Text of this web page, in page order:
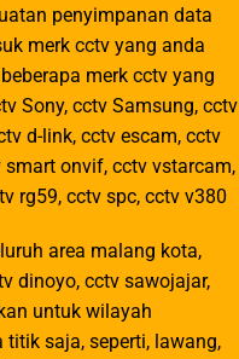
penyimpanan data
merk cctv yang anda
merk cctv yang
Sony, cctv Samsung, cctv
d-link, cctv escam, cctv
onvif, cctv vstarcam,
rg59, cctv spc, cctv v380
area malang kota,
dinoyo, cctv sawojajar,
untuk wilayah
saja, seperti, lawang,